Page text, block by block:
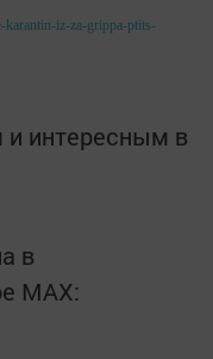
karantin-iz-za-grippa-ptits-
интересным в
в
MАХ: